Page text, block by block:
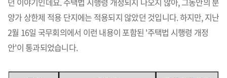
양가 상한제 적용 단지에는 적용되지 않았던 것입니다. 하지만, 지난
2월 16일 국무회의에서 이런 내용이 포함된 '주택법 시행령 개정
안'이 통과되었습니다.